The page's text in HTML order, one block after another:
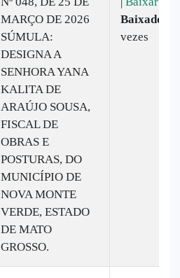
MARÇO DE 2026
SÚMULA:
DESIGNA A
SENHORA YANA
KALITA DE
ARAÚJO SOUSA,
FISCAL DE
OBRAS E
POSTURAS, DO
MUNICÍPIO DE
NOVA MONTE
VERDE, ESTADO
DE MATO
GROSSO.
Baixado:
vezes